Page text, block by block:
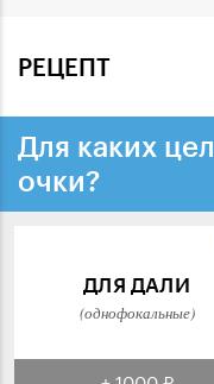
РЕЦЕПТ
Для каких
очки?
ДЛЯ ДАЛИ
(однофокальные)